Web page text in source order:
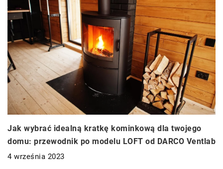
Jak wybrać idealną kratkę kominkową dla twojego
domu: przewodnik po modelu LOFT od DARCO Ventlab
4 września 2023